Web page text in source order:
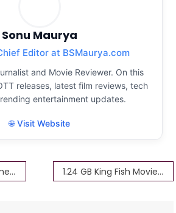
Sonu Maurya
Editor at BSMaurya.com
and Movie Reviewer. On this
releases, latest film reviews, tech
entertainment updates.
🌐 Visit Website
360p 1.24 GB King Fish Movie Download 480p 720p 1080p 360p